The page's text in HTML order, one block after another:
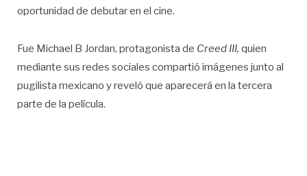
oportunidad de debutar en el cine.
Fue Michael B Jordan, protagonista de Creed III, quien
mediante sus redes sociales compartió imágenes junto al
pugilista mexicano y reveló que aparecerá en la tercera
parte de la película.